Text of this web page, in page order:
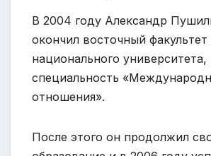
В 2004 году Александр
окончил восточный
национального университета,
специальность
отношения».
После этого он продолжил